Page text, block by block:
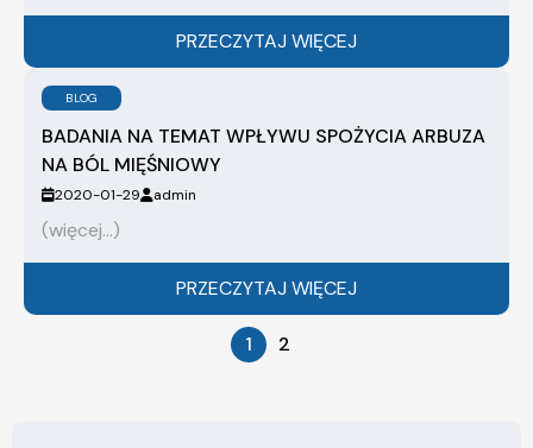
PRZECZYTAJ WIĘCEJ
BLOG
BADANIA NA TEMAT WPŁYWU SPOŻYCIA ARBUZA
NA BÓL MIĘŚNIOWY
2020-01-29 admin
(więcej…)
PRZECZYTAJ WIĘCEJ
1 2